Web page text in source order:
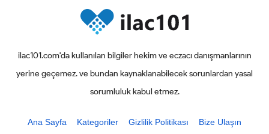
ilac101.com'da kullanılan bilgiler hekim ve eczacı danışmanlarının
yerine geçemez. ve bundan kaynaklanabilecek sorunlardan yasal
sorumluluk kabul etmez.
Ana Sayfa Kategoriler Gizlilik Politikası Bize Ulaşın